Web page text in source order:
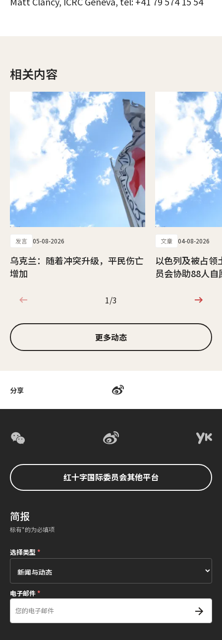
分享
相关内容
发言 05-08-2026
乌克兰：随着冲突升级，平民伤亡
增加
文章 04-08-2026
以色列及被占领
员会协助88人
1/3
1/3
更多动态
红十字国际委员会其他平台
简报
标有*的为必填项
选择类型*
电子邮件*